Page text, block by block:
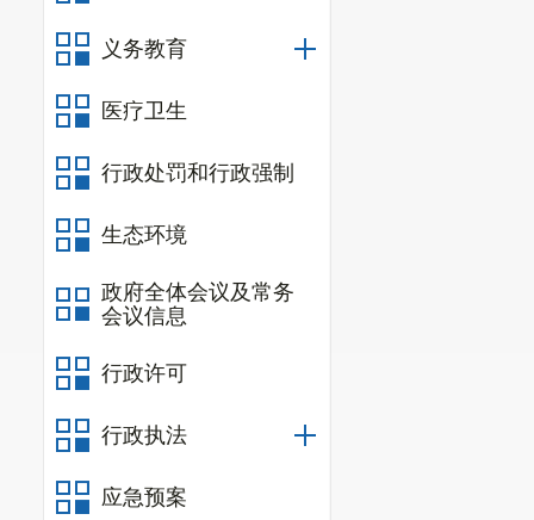
义务教育
医疗卫生
行政处罚和行政强制
生态环境
政府全体会议及常务
会议信息
行政许可
行政执法
应急预案